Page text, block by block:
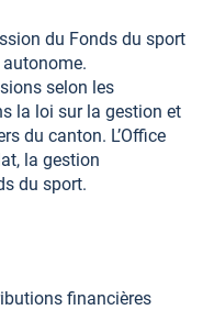
du Fonds du sport
selon les
la loi sur la gestion et
du canton. L’Office
la gestion
du sport.
financières